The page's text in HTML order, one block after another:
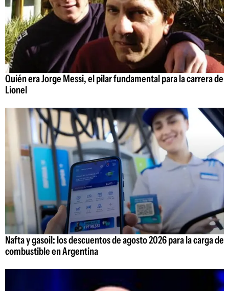
Quién era Jorge Messi, el pilar fundamental para la carrera de
Lionel
Nafta y gasoil: los descuentos de agosto 2026 para la carga de
combustible en Argentina